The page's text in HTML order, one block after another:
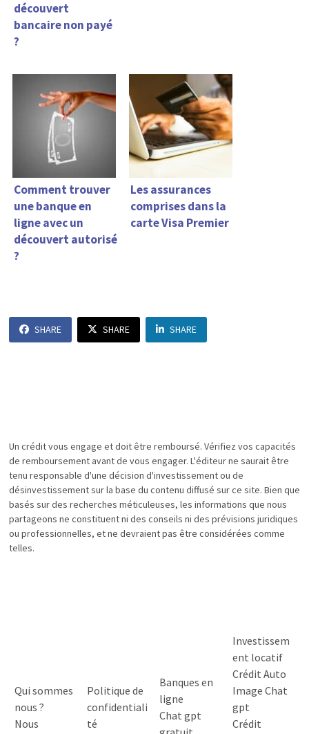
découvert
bancaire non payé
?
Comment trouver
une banque en
ligne avec un
découvert autorisé
?
Les assurances
comprises dans la
carte Visa Premier
SHARE SHARE SHARE
Un crédit vous engage et doit être remboursé. Vérifiez vos capacités
de remboursement avant de vous engager. L'éditeur ne saurait être
tenu responsable d'une décision d'investissement ou de
désinvestissement sur la base du contenu diffusé sur ce site. Bien que
basés sur des recherches méticuleuses, les informations que nous
partageons ne constituent ni des conseils ni des prévisions juridiques
ou professionnelles, et ne devraient pas être considérées comme
telles.
Qui sommes
nous ?
Nous
Politique de
confidentiali
té
Banques en
ligne
Chat gpt
Investissem
ent locatif
Crédit Auto
Image Chat
gpt
Crédit